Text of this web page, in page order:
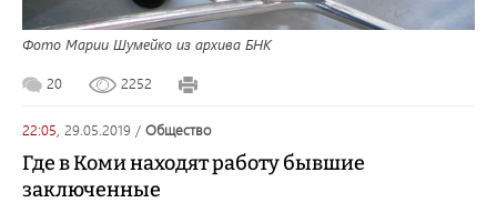
Фото Марии Шумейко из архива БНК
20 2252
22:05, 29.05.2019 / общество
Где в Коми находят работу бывшие
заключенные